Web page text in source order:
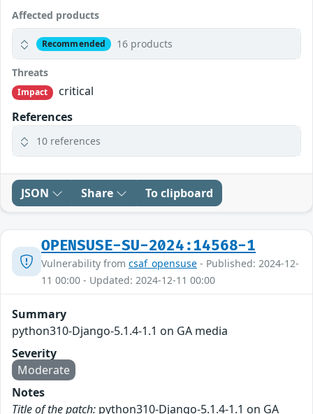
Affected products
Recommended 16 products
Threats
Impact
critical
References
10 references
JSON Share To clipboard
OPENSUSE-SU-2024:14568-1
Vulnerability from csaf_opensuse - Published: 2024-12-
11 00:00 - Updated: 2024-12-11 00:00
Summary
python310-Django-5.1.4-1.1 on GA media
Severity
Moderate
Notes
Title of the patch: python310-Django-5.1.4-1.1 on GA